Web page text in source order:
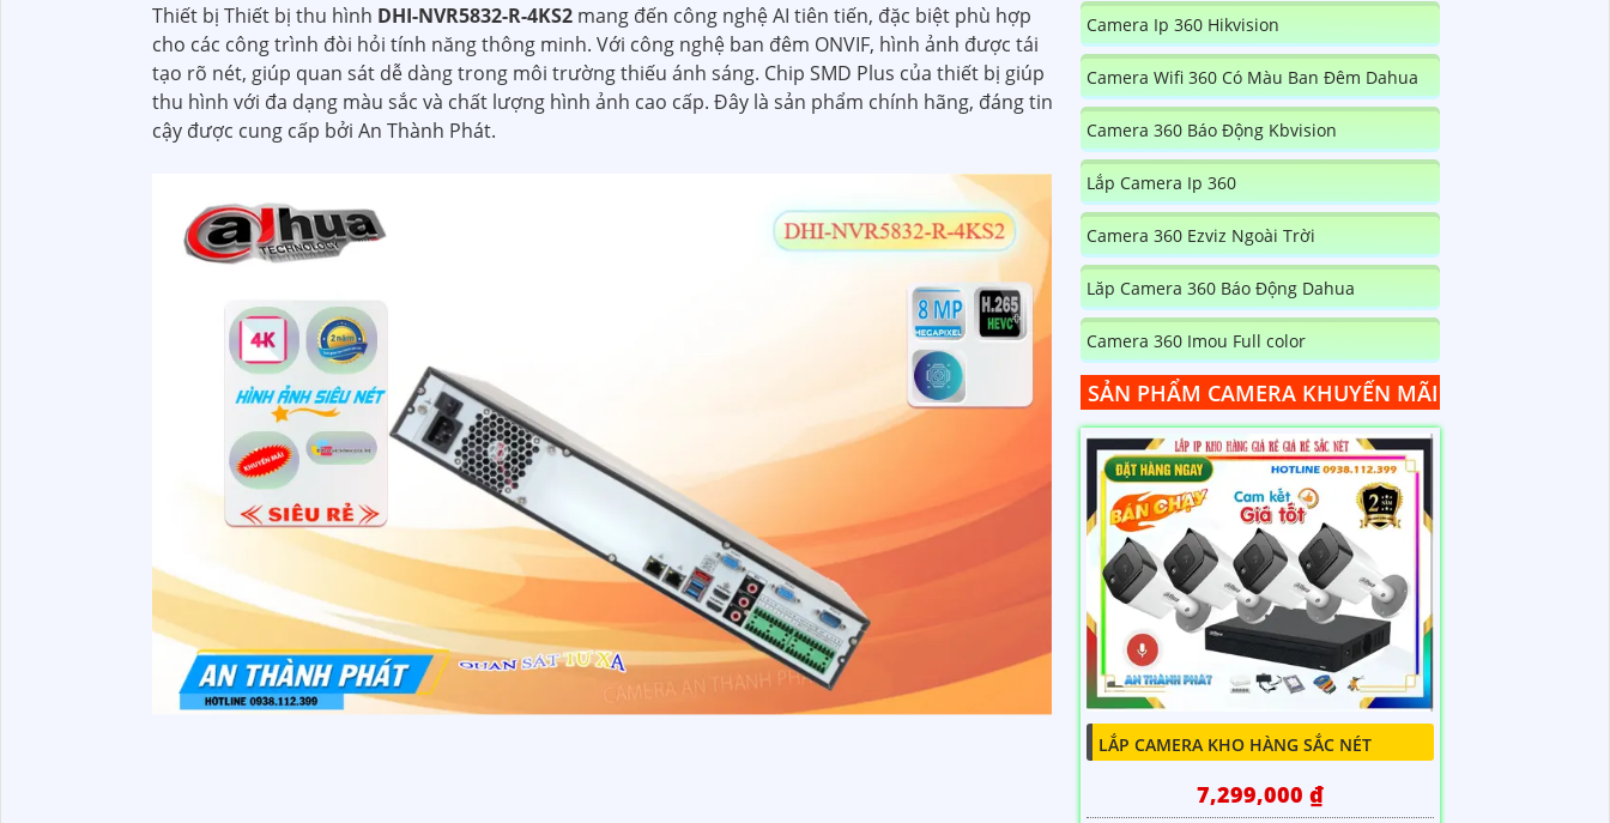
Thiết bị Thiết bị thu hình DHI-NVR5832-R-4KS2 mang đến công nghệ AI tiên tiến, đặc biệt phù hợp
cho các công trình đòi hỏi tính năng thông minh. Với công nghệ ban đêm ONVIF, hình ảnh được tái
tạo rõ nét, giúp quan sát dễ dàng trong môi trường thiếu ánh sáng. Chip SMD Plus của thiết bị giúp
thu hình với đa dạng màu sắc và chất lượng hình ảnh cao cấp. Đây là sản phẩm chính hãng, đáng tin
cậy được cung cấp bởi An Thành Phát.
Camera Ip 360 Hikvision
Camera Wifi 360 Có Màu Ban Đêm Dahua
Camera 360 Báo Động Kbvision
Lắp Camera Ip 360
Camera 360 Ezviz Ngoài Trời
Lăp Camera 360 Báo Động Dahua
Camera 360 Imou Full color
SẢN PHẨM CAMERA KHUYẾN MÃI
LẮP CAMERA KHO HÀNG SẮC NÉT
7,299,000 ₫